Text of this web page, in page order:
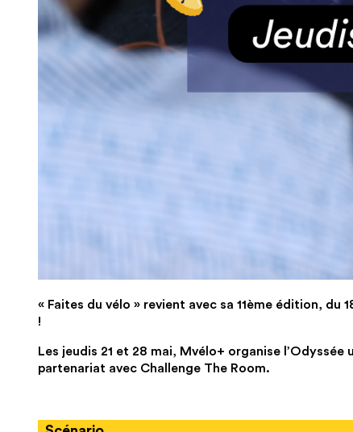
« Faites du vélo » revient avec sa 11ème édition,
!
Les jeudis 21 et 28 mai, Mvélo+ organise
partenariat avec Challenge The Room.